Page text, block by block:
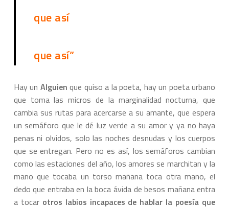
que así
que así”
Hay un Alguien que quiso a la poeta, hay un poeta urbano
que toma las micros de la marginalidad nocturna, que
cambia sus rutas para acercarse a su amante, que espera
un semáforo que le dé luz verde a su amor y ya no haya
penas ni olvidos, solo las noches desnudas y los cuerpos
que se entregan. Pero no es así, los semáforos cambian
como las estaciones del año, los amores se marchitan y la
mano que tocaba un torso mañana toca otra mano, el
dedo que entraba en la boca ávida de besos mañana entra
a tocar otros labios incapaces de hablar la poesía que